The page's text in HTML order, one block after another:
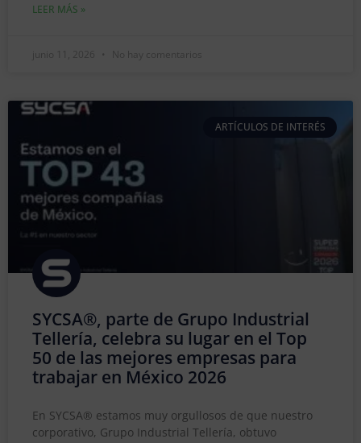
LEER MÁS »
junio 11, 2026 No hay comentarios
ARTÍCULOS DE INTERÉS
SYCSA®, parte de Grupo Industrial
Tellería, celebra su lugar en el Top
50 de las mejores empresas para
trabajar en México 2026
En SYCSA® estamos muy orgullosos de que nuestro
corporativo, Grupo Industrial Tellería, obtuvo